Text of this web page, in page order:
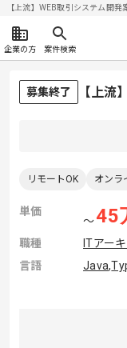
【上流】WEB取引システム開
企業の方 案件検索
募集終了 【上流
リモートOK オンラ
単価
〜45
職種
ITアー
言語
Java,